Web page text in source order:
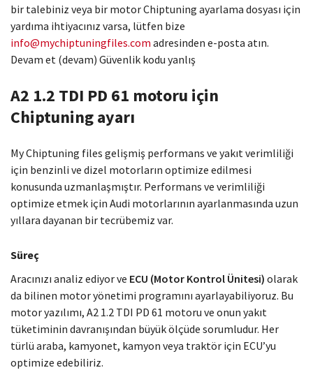
bir talebiniz veya bir motor Chiptuning ayarlama dosyası için
yardıma ihtiyacınız varsa, lütfen bize
info@mychiptuningfiles.com adresinden e-posta atın.
Devam et (devam) Güvenlik kodu yanlış
A2 1.2 TDI PD 61 motoru için
Chiptuning ayarı
My Chiptuning files gelişmiş performans ve yakıt verimliliği
için benzinli ve dizel motorların optimize edilmesi
konusunda uzmanlaşmıştır. Performans ve verimliliği
optimize etmek için Audi motorlarının ayarlanmasında uzun
yıllara dayanan bir tecrübemiz var.
Süreç
Aracınızı analiz ediyor ve ECU (Motor Kontrol Ünitesi) olarak
da bilinen motor yönetimi programını ayarlayabiliyoruz. Bu
motor yazılımı, A2 1.2 TDI PD 61 motoru ve onun yakıt
tüketiminin davranışından büyük ölçüde sorumludur. Her
türlü araba, kamyonet, kamyon veya traktör için ECU’yu
optimize edebiliriz.